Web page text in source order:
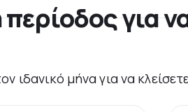
περίοδος για
ιδανικό μήνα για να